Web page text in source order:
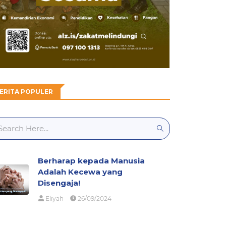
POPULER
Berharap kepada Manusia
Adalah Kecewa yang
Disengaja!
Eliyah 26/09/2024